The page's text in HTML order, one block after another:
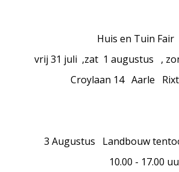
en Tuin Fair
juli ,zat 1 augustus ,
14 Aarle
Landbouw
- 17.00